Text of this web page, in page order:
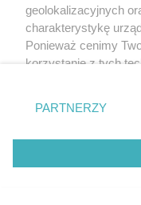
Slajd 1/1
geolokalizacyjnych
charakterystykę
Ponieważ cenimy
korzystanie z tych
zmienić/wycofać
znajdujący się w
rodzaje
użytkownika, ale
przetwarzaniu.
PARTNERZY